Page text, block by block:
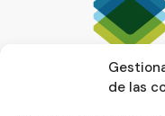
de las